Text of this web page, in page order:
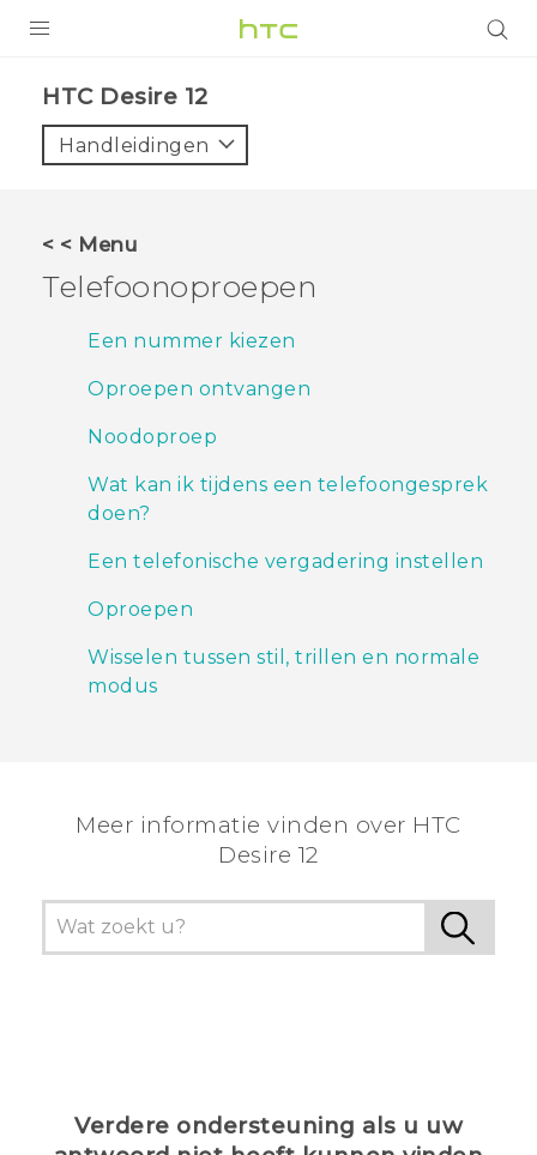
VIVE
HTC-apparaten & -accessoires
VIVERSE
Aanmelden
HTC Desire 12‎
Handleidingen
< < Menu
Telefoonoproepen
Een nummer kiezen
Oproepen ontvangen
Noodoproep
Wat kan ik tijdens een telefoongesprek
doen?
Een telefonische vergadering instellen
Oproepen
Wisselen tussen stil, trillen en normale
modus
Meer informatie vinden over HTC
Desire 12
Verdere ondersteuning als u uw